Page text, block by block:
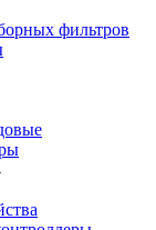
фильтров